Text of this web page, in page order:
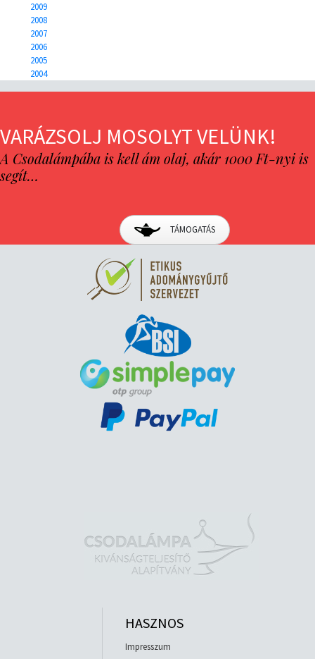
2009
2008
2007
2006
2005
2004
VARÁZSOLJ MOSOLYT VELÜNK!
A Csodalámpába is kell ám olaj, akár 1000 Ft-nyi is
segít…
TÁMOGATÁS
HASZNOS
Impresszum